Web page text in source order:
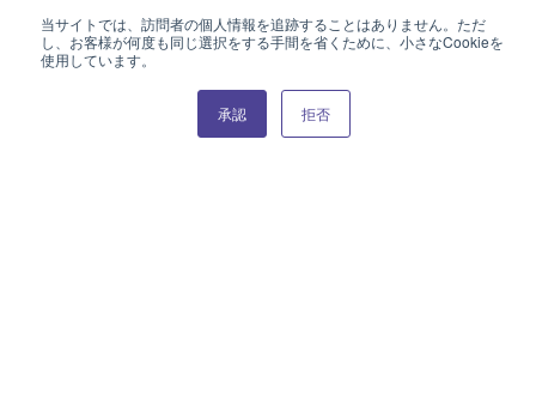
当サイトでは、訪問者の個人情報を追跡することはありません。ただ
し、お客様が何度も同じ選択をする手間を省くために、小さなCookieを
使用しています。
承認 拒否
オンラインカタログはこちら
KIKKA
23cm ディーププレート